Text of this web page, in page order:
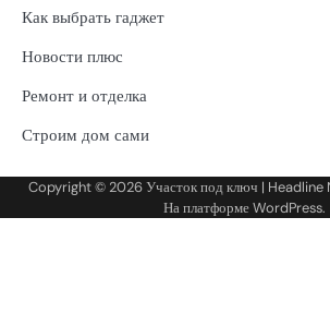
Как выбрать гаджет
Новости плюс
Ремонт и отделка
Строим дом сами
Copyright © 2026Участок под ключ | Headline
На платформеWordPress.